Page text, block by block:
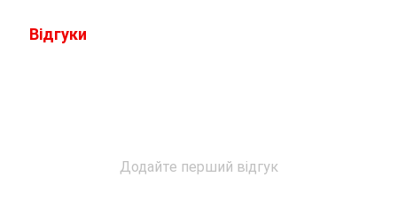
Відгуки
Додайте перший відгук